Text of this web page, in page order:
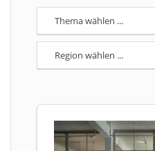
Thema wählen ...
Region wählen ...